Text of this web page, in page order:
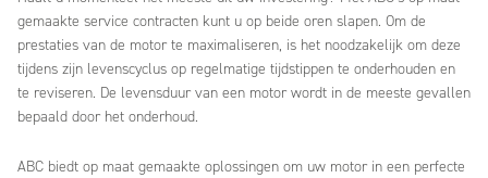
gemaakte service contracten kunt u op beide oren slapen. Om de
prestaties van de motor te maximaliseren, is het noodzakelijk om deze
tijdens zijn levenscyclus op regelmatige tijdstippen te onderhouden en
te reviseren. De levensduur van een motor wordt in de meeste gevallen
bepaald door het onderhoud.
ABC biedt op maat gemaakte oplossingen om uw motor in een perfecte